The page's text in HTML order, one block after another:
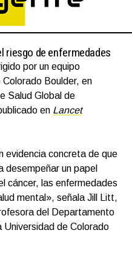
riesgo de enfermedades
por un equipo
Boulder, en
Salud Global de
en Lancet
evidencia concreta de que
desempeñar un papel
cáncer, las enfermedades
mental», señala Jill Litt,
del Departamento
de Colorado